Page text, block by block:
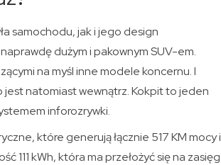
samochodu, jak i jego design
dużym i pakownym SUV-em.
na myśl inne modele koncernu. I
jest natomiast wewnątrz. Kokpit to jeden
inforozrywki.
które generują łącznie 517 KM mocy i
kWh, która ma przełożyć się na zasięg